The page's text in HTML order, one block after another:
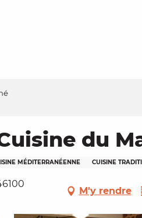
du
MÉDITERRANÉENNE CUISINE
M'y rendre